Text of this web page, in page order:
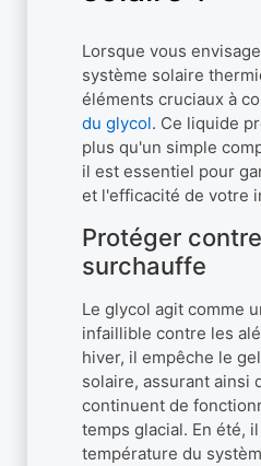
Lorsque vous
système solaire
éléments cruciaux à
du glycol. Ce liquide
plus qu'un simple
il est essentiel pour
et l'efficacité de votre
Protéger
surchauffe
Le glycol agit comme
infaillible contre les
hiver, il empêche le
solaire, assurant ainsi
continuent de
temps glacial. En été,
température du